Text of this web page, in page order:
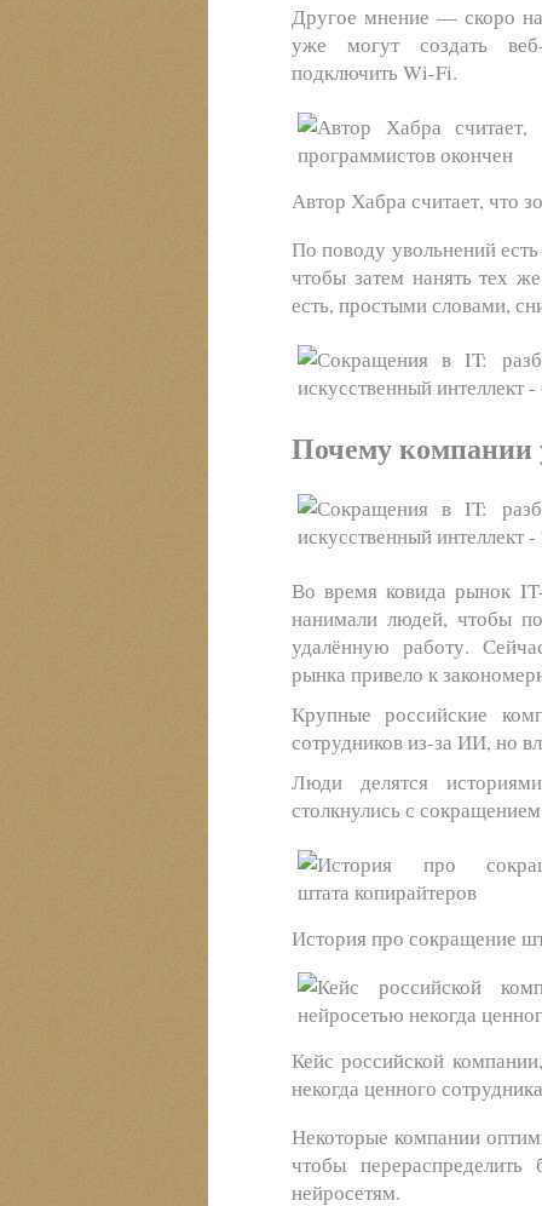
Другое мнение — скоро
уже могут создать
подключить Wi-Fi.
Автор Хабра считает, что
По поводу увольнений
чтобы затем нанять тех
есть, простыми словами,
Почему компании
Во время ковида рынок
нанимали людей, чтобы
удалённую работу.
рынка привело к
Крупные российские
сотрудников из-за ИИ, но
Люди делятся
столкнулись с
История про сокращение
Кейс российской
некогда ценного сотрудника
Некоторые компании
чтобы
нейросетям.